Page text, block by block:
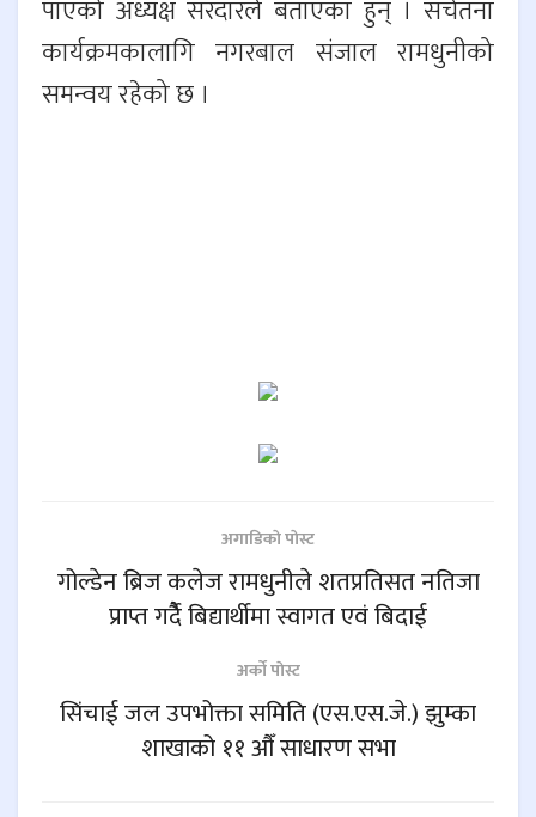
पाएको अध्यक्ष सरदारले बताएका हुन् । सचेतना
कार्यक्रमकालागि नगरबाल संजाल रामधुनीको
समन्वय रहेको छ ।
अगाडिकाे पाेस्ट
गोल्डेन ब्रिज कलेज रामधुनीले शतप्रतिसत नतिजा
प्राप्त गर्दैै बिद्यार्थीमा स्वागत एवं बिदाई
अर्काे पाेस्ट
सिंचाई जल उपभोक्ता समिति (एस.एस.जे.) झुम्का
शाखाको ११ औँ साधारण सभा